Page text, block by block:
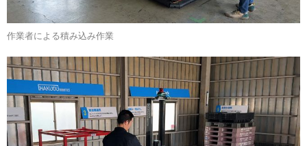
作業者による積み込み作業